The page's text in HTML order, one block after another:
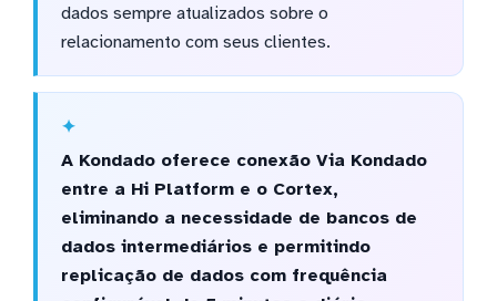
dados sempre atualizados sobre o
relacionamento com seus clientes.
A Kondado oferece conexão Via Kondado
entre a Hi Platform e o Cortex,
eliminando a necessidade de bancos de
dados intermediários e permitindo
replicação de dados com frequência